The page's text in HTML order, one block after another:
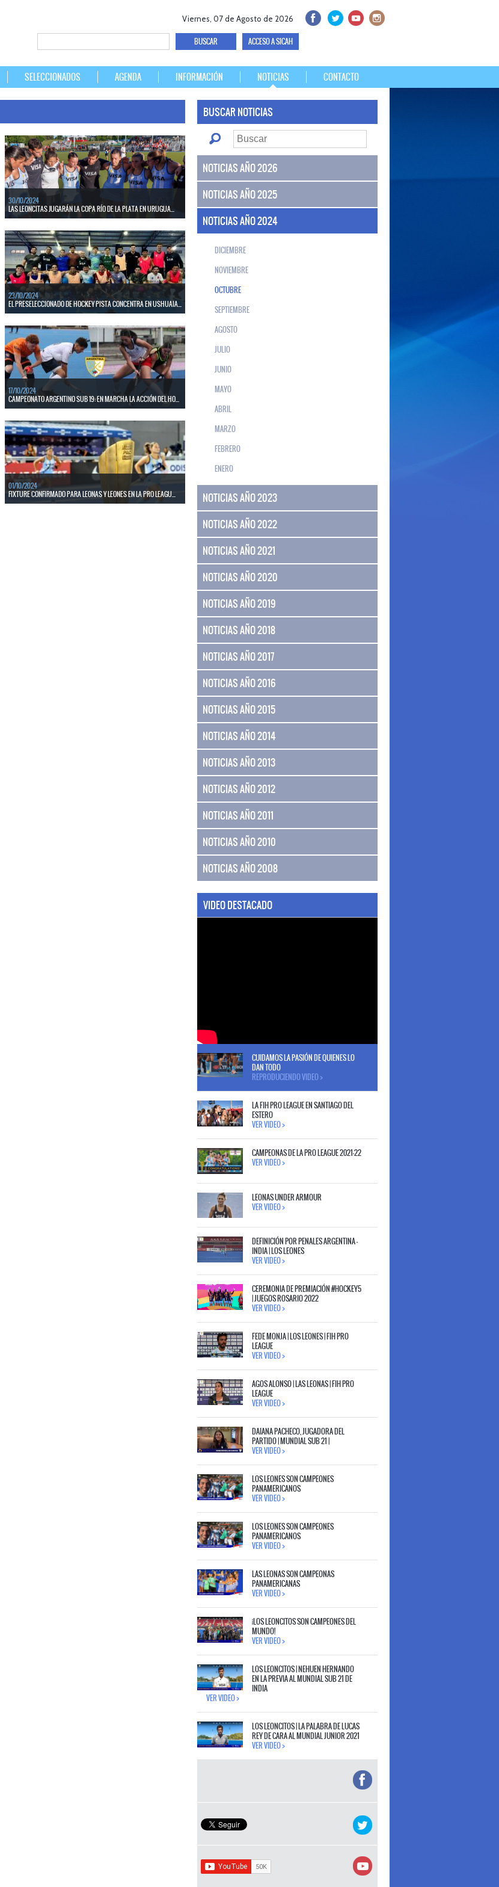
Viernes, 07 de Agosto de 2026
ACCESO A SICAH
SELECCIONADOS AGENDA INFORMACIÓN NOTICIAS CONTACTO
30/10/2024
LAS LEONCITAS JUGARÁN LA COPA RÍO DE LA PLATA EN URUGUA...
miércoles 30 de octubre desde las 19.30 hs.
LEER MÁS
23/10/2024
EL PRESELECCIONADO DE HOCKEY PISTA CONCENTRA EN USHUAIA...
del Fuego para la próxima Copa del Mundo Indoor. Imagen:
Gentileza MZL Deportes.
LEER MÁS
17/10/2024
CAMPEONATO ARGENTINO SUB 19: EN MARCHA LA ACCIÓN DEL HO...
Campeonato Argentino de Selecciones Sub 19. Foto:
Federación Cordobesa de Hockey.
LEER MÁS
01/10/2024
FIXTURE CONFIRMADO PARA LEONAS Y LEONES EN LA PRO LEAGU...
BUSCAR NOTICIAS
NOTICIAS AÑO 2026
NOTICIAS AÑO 2025
NOTICIAS AÑO 2024
DICIEMBRE
NOVIEMBRE
OCTUBRE
SEPTIEMBRE
AGOSTO
JULIO
JUNIO
MAYO
ABRIL
MARZO
FEBRERO
ENERO
NOTICIAS AÑO 2023
NOTICIAS AÑO 2022
NOTICIAS AÑO 2021
NOTICIAS AÑO 2020
NOTICIAS AÑO 2019
NOTICIAS AÑO 2018
NOTICIAS AÑO 2017
NOTICIAS AÑO 2016
NOTICIAS AÑO 2015
NOTICIAS AÑO 2014
NOTICIAS AÑO 2013
NOTICIAS AÑO 2012
NOTICIAS AÑO 2011
NOTICIAS AÑO 2010
NOTICIAS AÑO 2008
VIDEO DESTACADO
CUIDAMOS LA PASIÓN DE QUIENES LO
DAN TODO
REPRODUCIENDO VIDEO >
LA FIH PRO LEAGUE EN SANTIAGO DEL
ESTERO
VER VIDEO >
CAMPEONAS DE LA PRO LEAGUE 2021-22
VER VIDEO >
LEONAS UNDER ARMOUR
VER VIDEO >
DEFINICIÓN POR PENALES ARGENTINA -
INDIA | LOS LEONES
VER VIDEO >
CEREMONIA DE PREMIACIÓN #HOCKEY5
| JUEGOS ROSARIO 2022
VER VIDEO >
FEDE MONJA | LOS LEONES | FIH PRO
LEAGUE
VER VIDEO >
AGOS ALONSO | LAS LEONAS | FIH PRO
LEAGUE
VER VIDEO >
DAIANA PACHECO, JUGADORA DEL
PARTIDO | MUNDIAL SUB 21 |
VER VIDEO >
LOS LEONES SON CAMPEONES
PANAMERICANOS
VER VIDEO >
LOS LEONES SON CAMPEONES
PANAMERICANOS
VER VIDEO >
LAS LEONAS SON CAMPEONAS
PANAMERICANAS
VER VIDEO >
¡LOS LEONCITOS SON CAMPEONES DEL
MUNDO!
VER VIDEO >
LOS LEONCITOS | NEHUEN HERNANDO
EN LA PREVIA AL MUNDIAL SUB 21 DE
INDIA
VER VIDEO >
LOS LEONCITOS | LA PALABRA DE LUCAS
REY DE CARA AL MUNDIAL JUNIOR 2021
VER VIDEO >